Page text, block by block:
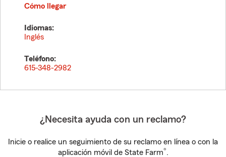
Cómo llegar
Idiomas:
Inglés
Teléfono:
615-348-2982
¿Necesita ayuda con un reclamo?
Inicie o realice un seguimiento de su reclamo en línea o con la
aplicación móvil de State Farm®.